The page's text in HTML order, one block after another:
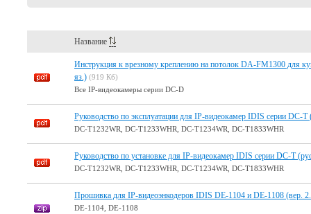
Название
Инструкция к врезному креплению на потолок DA-FM1300 для
яз.) (919 Кб)
Все IP-видеокамеры серии DC-D
Руководство по эксплуатации для IP-видеокамер IDIS серии DC-T
DC-T1232WR, DC-T1233WHR, DC-T1234WR, DC-T1833WHR
Руководство по установке для IP-видеокамер IDIS серии DC-T
DC-T1232WR, DC-T1233WHR, DC-T1234WR, DC-T1833WHR
Прошивка для IP-видеоэнкодеров IDIS DE-1104 и DE-1108 (вер.
DE-1104, DE-1108